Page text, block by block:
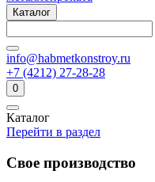
Каталог
info@habmetkonstroy.ru
+7 (4212) 27-28-28
0
Каталог
Перейти в раздел
Свое производство